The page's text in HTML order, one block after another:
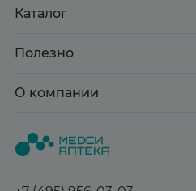
Каталог
Акции
Здоровье
Медицинские товары
Полезно
Доставка и оплата
Статьи и новости
Справочник болезней
Гарантии
О компании
Все аптеки